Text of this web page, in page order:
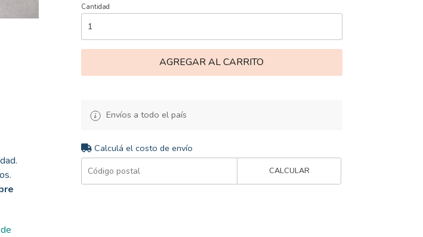
Cantidad
AGREGAR AL CARRITO
Envíos a todo el país
Calculá el costo de envío
CALCULAR